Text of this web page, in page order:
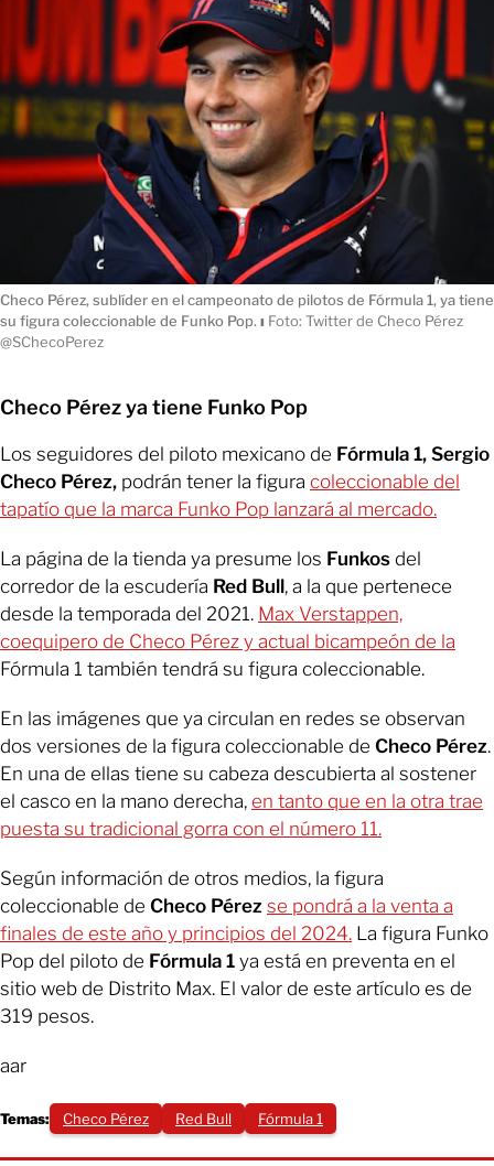
Checo Pérez, sublíder en el campeonato de pilotos de Fórmula 1, ya tiene
su figura coleccionable de Funko Pop. ı Foto: Twitter de Checo Pérez
@SChecoPerez
Checo Pérez ya tiene Funko Pop
Los seguidores del piloto mexicano de Fórmula 1, Sergio
Checo Pérez, podrán tener la figura coleccionable del
tapatío que la marca Funko Pop lanzará al mercado.
La página de la tienda ya presume los Funkos del
corredor de la escudería Red Bull, a la que pertenece
desde la temporada del 2021. Max Verstappen,
coequipero de Checo Pérez y actual bicampeón de la
Fórmula 1 también tendrá su figura coleccionable.
En las imágenes que ya circulan en redes se observan
dos versiones de la figura coleccionable de Checo Pérez.
En una de ellas tiene su cabeza descubierta al sostener
el casco en la mano derecha, en tanto que en la otra trae
puesta su tradicional gorra con el número 11.
Según información de otros medios, la figura
coleccionable de Checo Pérez se pondrá a la venta a
finales de este año y principios del 2024. La figura Funko
Pop del piloto de Fórmula 1 ya está en preventa en el
sitio web de Distrito Max. El valor de este artículo es de
319 pesos.
aar
Temas: Checo Pérez Red Bull Fórmula 1